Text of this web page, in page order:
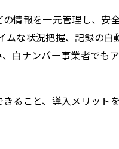
情報を一元管理し、安
な状況把握、記録の
白ナンバー事業者でも
ること、導入メリットを